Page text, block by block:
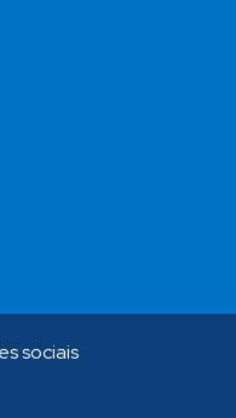
sociais